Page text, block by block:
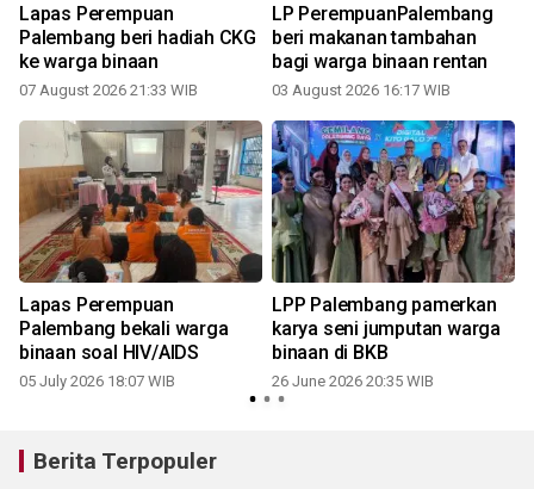
Lapas Perempuan
Palembang beri hadiah CKG
ke warga binaan
07 August 2026 21:33 WIB
LP PerempuanPalembang
beri makanan tambahan
bagi warga binaan rentan
03 August 2026 16:17 WIB
Lapas Perempuan
Palembang bekali warga
binaan soal HIV/AIDS
05 July 2026 18:07 WIB
LPP Palembang pamerkan
karya seni jumputan warga
binaan di BKB
26 June 2026 20:35 WIB
Berita Terpopuler